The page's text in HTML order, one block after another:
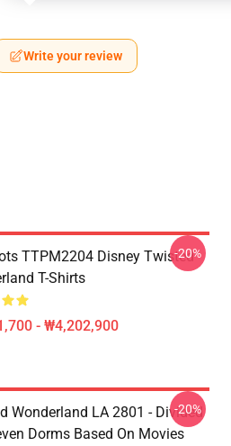
Write your review
TTPM2204 Disney Twisted
T-Shirts
- ₩4,202,900
-20%
Wonderland LA 2801 - Divided
Dorms Based On Movies
-20%